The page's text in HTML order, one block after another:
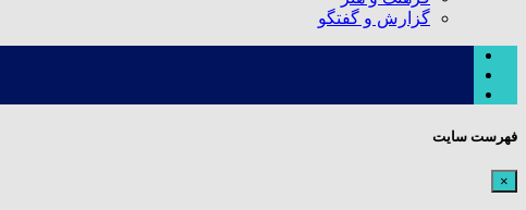
گزارش و گفتگو
فهرست سایت
×